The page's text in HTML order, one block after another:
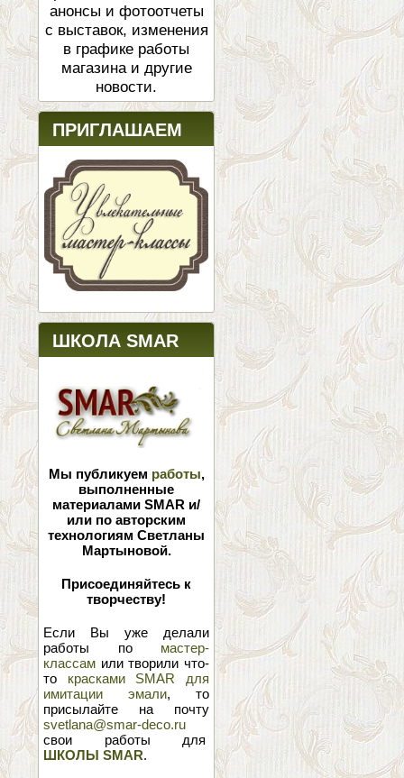
анонсы и фотоотчеты
с выставок, изменения
в графике работы
магазина и другие
новости.
ПРИГЛАШАЕМ
ШКОЛА SMAR
Мы публикуем работы,
выполненные
материалами SMAR и/
или по авторским
технологиям Светланы
Мартыновой.
Присоединяйтесь к
творчеству!
Если Вы уже делали
работы по мастер-
классам или творили что-
то красками SMAR для
имитации эмали, то
присылайте на почту
svetlana@smar-deco.ru
свои работы для
ШКОЛЫ SMAR.